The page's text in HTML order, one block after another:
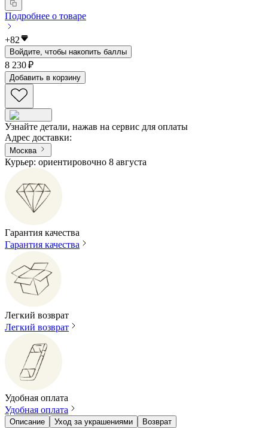
Подробнее о товаре
+82
Войдите, чтобы накопить баллы
8 230 ₽
Добавить в корзину
Узнайте детали, нажав на сервис для оплаты
Адрес доставки:
Москва
Курьер: ориентировочно 8 августа
Гарантия качества
Гарантия качества
Легкий возврат
Легкий возврат
Удобная оплата
Удобная оплата
Описание Уход за украшениями Возврат